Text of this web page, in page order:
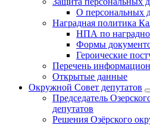
О персональных
Наградная политика
НПА по
Формы
Героические
Перечень
Открытые данные
Окружной Совет депутатов
Председатель
депутатов
Решения Озёрского